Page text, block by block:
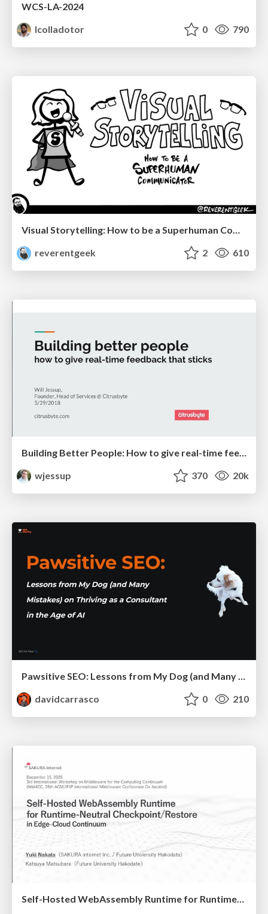
WCS-LA-2024
lcolladotor
0 790
Visual Storytelling: How to be a Superhuman Communicator
reverentgeek
2 610
Building Better People: How to give real-time feedback that sticks.
wjessup
370 20k
davidcarrasco
0 210
Self-Hosted WebAssembly Runtime for Runtime-Neutral Checkpoint/Restore in Edge–Cloud Continuum